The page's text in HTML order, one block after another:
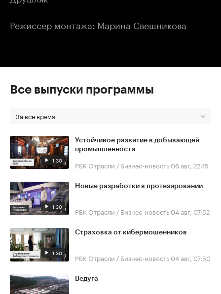
Режиссер монтажа: Марина Свешникова
Все выпуски программы
За все время
1:30
Устойчивое развитие в добывающей
промышленности
РБК Отрасли / Бизнес-новость 06 авг, 22:15
1:30
Новые разработки в протезировании
РБК Отрасли / Бизнес-новость 04 авг, 07:52
1:30
Страховка от кибермошенников
РБК Отрасли / Бизнес-новость 04 авг, 07:50
Ведуга